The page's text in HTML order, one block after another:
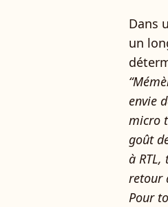
Dans
un
envie
micro
goût
à
retour
Pour